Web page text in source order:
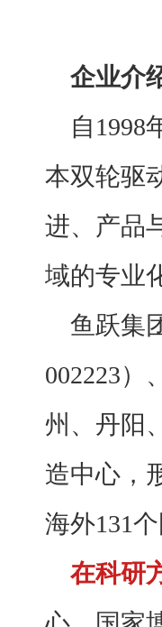
企业介
自1998
本双轮驱
进、产品
域的专业
鱼跃集
002223）
州、丹阳
造中心，
海外131
在科研